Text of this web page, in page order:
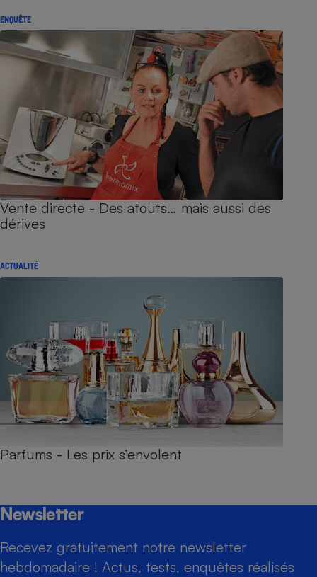
ENQUÊTE
Vente directe - Des atouts… mais aussi des
dérives
ACTUALITÉ
Parfums - Les prix s’envolent
Newsletter
Recevez gratuitement notre newsletter
hebdomadaire ! Actus, tests, enquêtes réalisés